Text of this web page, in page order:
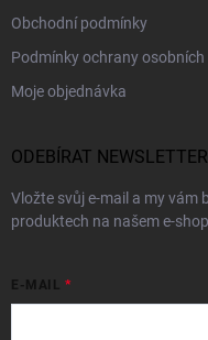
Obchodní podmínky
Podmínky ochrany osobních
Moje objednávka
ODEBÍRAT NEWSLETTER
Vložte svůj e-mail a my vám
produktech na našem e-
E-MAIL